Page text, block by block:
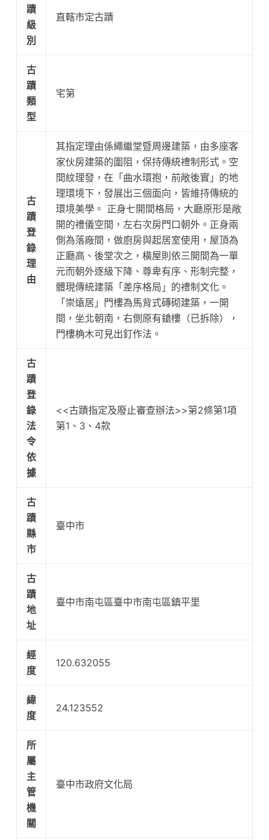
蹟
級
別
直轄市定古蹟
古
蹟
類
型
宅第
古
蹟
登
錄
理
由
其指定理由係繩繼堂暨周邊建築，由多座客
家伙房建築的圍阻，保持傳統禮制形式。空
間紋理發，在「曲水環抱，前敞後實」的地
理環境下，發展出三個面向，皆維持傳統的
環境美學。 正身七開間格局，大廳原形是敞
開的禮儀空間，左右次房門口朝外。正身兩
側為落廠間，做廚房與起居室使用，屋頂為
正廳高、後堂次之，橫屋則依三開間為一單
元而朝外逐級下降、尊卑有序、形制完整，
體現傳統建築「差序格局」的禮制文化。
「崇遠居」門樓為馬背式磚砌建築，一開
間，坐北朝南，右側原有鎗樓（已拆除），
門樓桷木可見出釘作法。
古
蹟
登
錄
法
令
依
據
<<古蹟指定及廢止審查辦法>>第2條第1項
第1、3、4款
古
蹟
縣
市
臺中市
古
蹟
地
址
臺中市南屯區臺中市南屯區鎮平里
經
度
120.632055
緯
度
24.123552
所
屬
主
管
機
關
臺中市政府文化局